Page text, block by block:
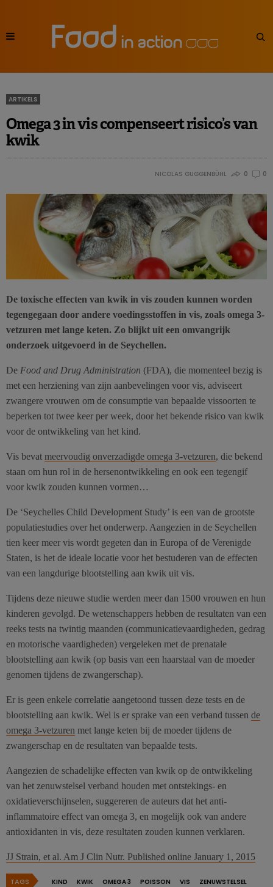
ARTIKELS
Omega 3 in vis compenseert risico’s van
kwik
NICOLAS GUGGENBÜHL 0 0
De toxische effecten van kwik in vis zouden kunnen worden
tegengegaan door andere voedingsstoffen in vis, zoals omega 3-
vetzuren met lange keten. Zo blijkt uit een omvangrijk
onderzoek uitgevoerd in de Seychellen.
De Food and Drug Administration (FDA), die momenteel bezig is
met een herziening van zijn aanbevelingen voor vis, adviseert
zwangere vrouwen om de consumptie van bepaalde vissoorten te
beperken tot twee keer per week, door het bekende risico van kwik
voor de ontwikkeling van het kind.
Vis bevat meervoudig onverzadigde omega 3-vetzuren, die bekend
staan om hun rol in de hersenontwikkeling en ook een tegengif
voor kwik zouden kunnen vormen…
De ‘Seychelles Child Development Study’ is een van de grootste
populatiestudies over het onderwerp. Aangezien in de Seychellen
tien keer meer vis wordt gegeten dan in Europa of de Verenigde
Staten, is het de ideale locatie voor het bestuderen van de effecten
van een langdurige blootstelling aan kwik uit vis.
Tijdens deze nieuwe studie werden meer dan 1500 vrouwen en hun
kinderen gevolgd. De wetenschappers hebben de resultaten van een
reeks tests na twintig maanden (communicatievaardigheden, gedrag
en motorische vaardigheden) vergeleken met de prenatale
blootstelling aan kwik (op basis van een haarstaal van de moeder
genomen tijdens de zwangerschap).
Er is geen enkele correlatie aangetoond tussen deze tests en de
blootstelling aan kwik. Wel is er sprake van een verband tussen de
omega 3-vetzuren met lange keten bij de moeder tijdens de
zwangerschap en de resultaten van bepaalde tests.
Aangezien de schadelijke effecten van kwik op de ontwikkeling
van het zenuwstelsel verband houden met ontstekings- en
oxidatieverschijnselen, suggereren de auteurs dat het anti-
inflammatoire effect van omega 3, en mogelijk ook van andere
antioxidanten in vis, deze resultaten zouden kunnen verklaren.
JJ Strain, et al. Am J Clin Nutr. Published online January 1, 2015
TAGS KIND KWIK OMEGA 3 POISSON VIS
ZENUWSTELSEL